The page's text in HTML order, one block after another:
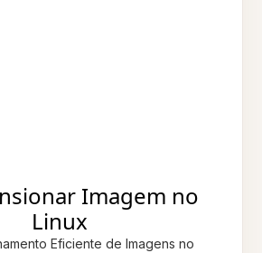
Imagem no
Linux
Eficiente de Imagens no